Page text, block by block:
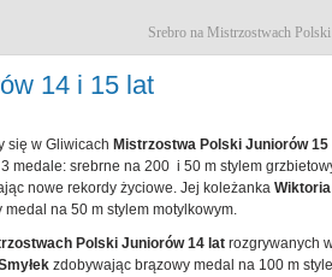
Srebro na Mistrzostwach
14 i 15 lat
się w Gliwicach Mistrzostwa Polski Juniorów 15
3 medale: srebrne na 200 i 50 m stylem
nowe rekordy życiowe. Jej koleżanka Wiktoria
medal na 50 m stylem motylkowym.
Polski Juniorów 14 lat rozgrywanych
zdobywając brązowy medal na 100 m